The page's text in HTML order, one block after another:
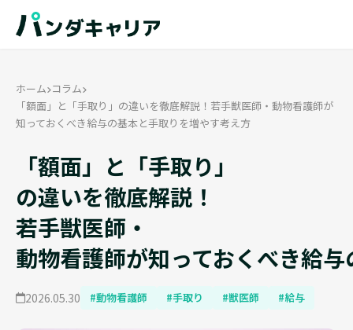
ホーム コラム
「額面」と「手取り」の違いを徹底解説！若手獣医師・動物看護師が
知っておくべき給与の基本と手取りを増やす考え方
「額面」と「手取り」
の違いを徹底解説！
若手獣医師・
動物看護師が知っておくべき給
2026.05.30 #動物看護師 #手取り #獣医師 #給与